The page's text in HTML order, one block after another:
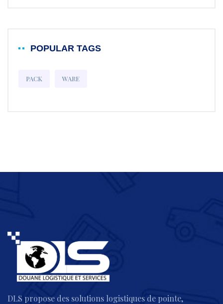
POPULAR TAGS
PACK WARE
DLS propose des solutions logistiques de pointe,